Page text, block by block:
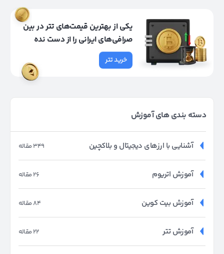
یکی از بهترین قیمت‌های تتر در بین
صرافی‌های ایرانی را از دست نده
خرید تتر
دسته بندی های آموزش
349 مقاله آشنایی با ارزهای دیجیتال و بلاکچین
26 مقاله آموزش اتریوم
84 مقاله آموزش بیت کوین
22 مقاله آموزش تتر